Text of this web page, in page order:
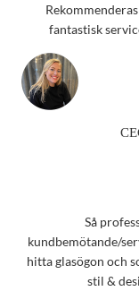
fantastisk
Så
kundbemötande/
hitta glasögon och
stil &